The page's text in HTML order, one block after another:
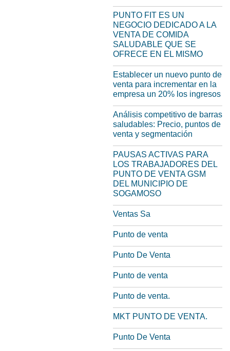
PUNTO FIT ES UN
NEGOCIO DEDICADO A LA
VENTA DE COMIDA
SALUDABLE QUE SE
OFRECE EN EL MISMO
Establecer un nuevo punto de
venta para incrementar en la
empresa un 20% los ingresos
Análisis competitivo de barras
saludables: Precio, puntos de
venta y segmentación
PAUSAS ACTIVAS PARA
LOS TRABAJADORES DEL
PUNTO DE VENTA GSM
DEL MUNICIPIO DE
SOGAMOSO
Ventas Sa
Punto de venta
Punto De Venta
Punto de venta
Punto de venta.
MKT PUNTO DE VENTA.
Punto De Venta